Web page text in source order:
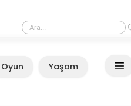
Milli Kütüphane'de akademisyenler nasıl
Oyun Yaşam